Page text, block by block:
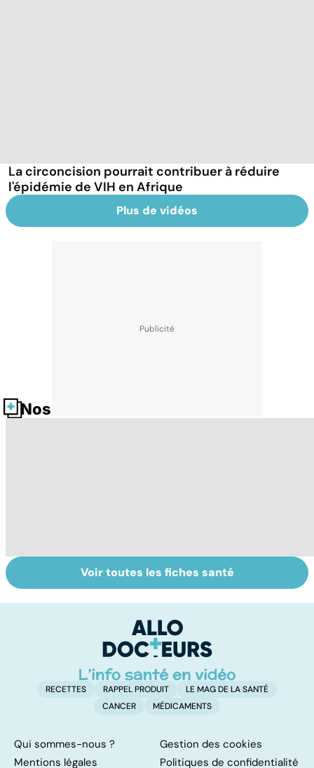
La circoncision pourrait contribuer à réduire
l'épidémie de VIH en Afrique
Plus de vidéos
Nos fiches santé
Tout savoir sur
les infections
Inflammation des
amygdales : que
d'angine ?
Voir toutes les fiches santé
RECETTES RAPPEL PRODUIT
LE MAG DE LA SANTÉ
CANCER
MÉDICAMENTS
Qui sommes-nous ?
Gestion des cookies
Mentions légales
Politiques de confidentialité